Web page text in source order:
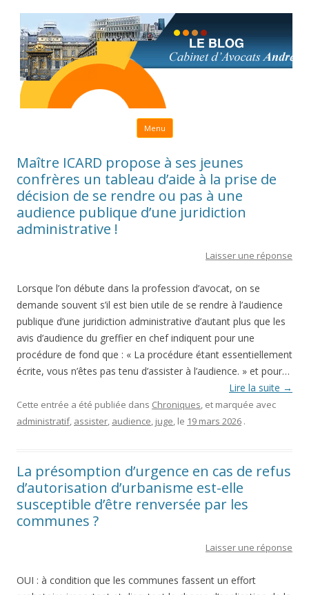
Menu Aller au contenu principal
Maître ICARD propose à ses jeunes
confrères un tableau d’aide à la prise de
décision de se rendre ou pas à une
audience publique d’une juridiction
administrative !
Laisser une réponse
Lorsque l’on débute dans la profession d’avocat, on se
demande souvent s’il est bien utile de se rendre à l’audience
publique d’une juridiction administrative d’autant plus que les
avis d’audience du greffier en chef indiquent pour une
procédure de fond que : « La procédure étant essentiellement
écrite, vous n’êtes pas tenu d’assister à l’audience. » et pour…
Lire la suite →
Cette entrée a été publiée dans Chroniques, et marquée avec
administratif, assister, audience, juge, le 19 mars 2026 .
La présomption d’urgence en cas de refus
d’autorisation d’urbanisme est-elle
susceptible d’être renversée par les
communes ?
Laisser une réponse
OUI : à condition que les communes fassent un effort